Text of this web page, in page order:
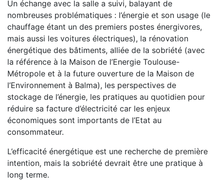
Un échange avec la salle a suivi, balayant de
nombreuses problématiques : l’énergie et son usage (le
chauffage étant un des premiers postes énergivores,
mais aussi les voitures électriques), la rénovation
énergétique des bâtiments, alliée de la sobriété (avec
la référence à la Maison de l’Energie Toulouse-
Métropole et à la future ouverture de la Maison de
l’Environnement à Balma), les perspectives de
stockage de l’énergie, les pratiques au quotidien pour
réduire sa facture d’électricité car les enjeux
économiques sont importants de l’Etat au
consommateur.
L’efficacité énergétique est une recherche de première
intention, mais la sobriété devrait être une pratique à
long terme.